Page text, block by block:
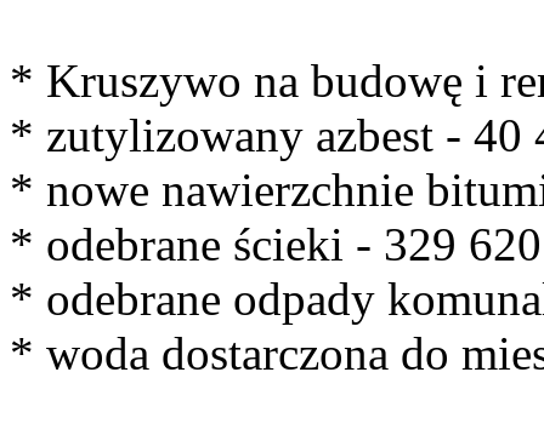
* Kruszywo na budowę i
* zutylizowany azbest - 40
* nowe nawierzchnie
* odebrane ścieki - 329
* odebrane odpady
* woda dostarczona do